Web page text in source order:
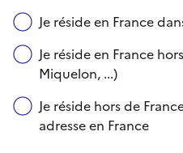
Je réside en France
Je réside en France
Miquelon, ...)
Je réside hors de
adresse en France